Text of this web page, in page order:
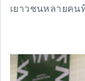
เยาวชนหลายคน